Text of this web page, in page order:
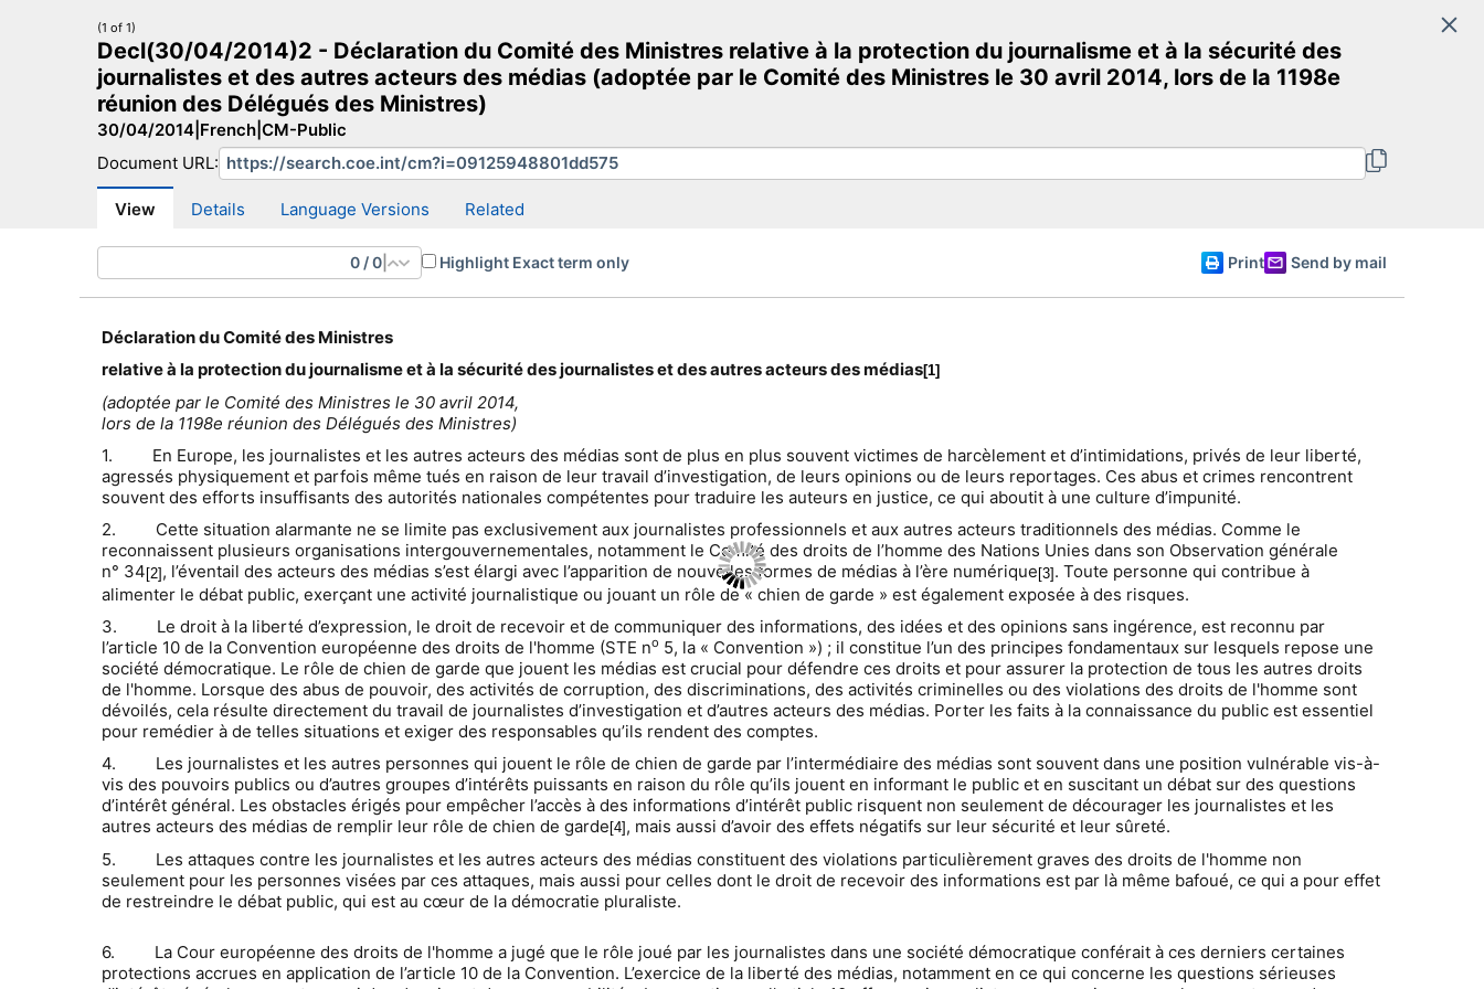
Search
Committee of Ministers
CM Search CM website More search sites English
(1 of 1)
Decl(30/04/2014)2 - Déclaration du Comité des Ministres relative à la protection du journalisme et à la sécurité des
journalistes et des autres acteurs des médias (adoptée par le Comité des Ministres le 30 avril 2014, lors de la 1198e
réunion des Délégués des Ministres)
30/04/2014 French CM-Public
Document URL:
View Details Language Versions Related
0 /0 Highlight Exact term only Print Send by mail
Déclaration du Comité des Ministres
relative à la protection du journalisme et à la sécurité des journalistes et des autres acteurs des médias[1]
(adoptée par le Comité des Ministres le 30 avril 2014,
lors de la 1198e réunion des Délégués des Ministres)
1. En Europe, les journalistes et les autres acteurs des médias sont de plus en plus souvent victimes de harcèlement et d’intimidations, privés de leur liberté,
agressés physiquement et parfois même tués en raison de leur travail d’investigation, de leurs opinions ou de leurs reportages. Ces abus et crimes rencontrent
souvent des efforts insuffisants des autorités nationales compétentes pour traduire les auteurs en justice, ce qui aboutit à une culture d’impunité.
2. Cette situation alarmante ne se limite pas exclusivement aux journalistes professionnels et aux autres acteurs traditionnels des médias. Comme le
reconnaissent plusieurs organisations intergouvernementales, notamment le Comité des droits de l’homme des Nations Unies dans son Observation générale
n° 34 [2] , l’éventail des acteurs des médias s’est élargi avec l’apparition de nouvelles formes de médias à l’ère numérique [3] . Toute personne qui contribue à
alimenter le débat public, exerçant une activité journalistique ou jouant un rôle de « chien de garde » est également exposée à des risques.
3. Le droit à la liberté d’expression, le droit de recevoir et de communiquer des informations, des idées et des opinions sans ingérence, est reconnu par
l’article 10 de la Convention européenne des droits de l'homme (STE no 5, la « Convention ») ; il constitue l’un des principes fondamentaux sur lesquels repose une
société démocratique. Le rôle de chien de garde que jouent les médias est crucial pour défendre ces droits et pour assurer la protection de tous les autres droits
de l'homme. Lorsque des abus de pouvoir, des activités de corruption, des discriminations, des activités criminelles ou des violations des droits de l'homme sont
dévoilés, cela résulte directement du travail de journalistes d’investigation et d’autres acteurs des médias. Porter les faits à la connaissance du public est essentiel
pour remédier à de telles situations et exiger des responsables qu’ils rendent des comptes.
4. Les journalistes et les autres personnes qui jouent le rôle de chien de garde par l’intermédiaire des médias sont souvent dans une position vulnérable vis-à-
vis des pouvoirs publics ou d’autres groupes d’intérêts puissants en raison du rôle qu’ils jouent en informant le public et en suscitant un débat sur des questions
d’intérêt général. Les obstacles érigés pour empêcher l’accès à des informations d’intérêt public risquent non seulement de décourager les journalistes et les
autres acteurs des médias de remplir leur rôle de chien de garde [4] , mais aussi d’avoir des effets négatifs sur leur sécurité et leur sûreté.
5. Les attaques contre les journalistes et les autres acteurs des médias constituent des violations particulièrement graves des droits de l'homme non
seulement pour les personnes visées par ces attaques, mais aussi pour celles dont le droit de recevoir des informations est par là même bafoué, ce qui a pour effet
de restreindre le débat public, qui est au cœur de la démocratie pluraliste.
6. La Cour européenne des droits de l'homme a jugé que le rôle joué par les journalistes dans une société démocratique conférait à ces derniers certaines
protections accrues en application de l’article 10 de la Convention. L’exercice de la liberté des médias, notamment en ce qui concerne les questions sérieuses